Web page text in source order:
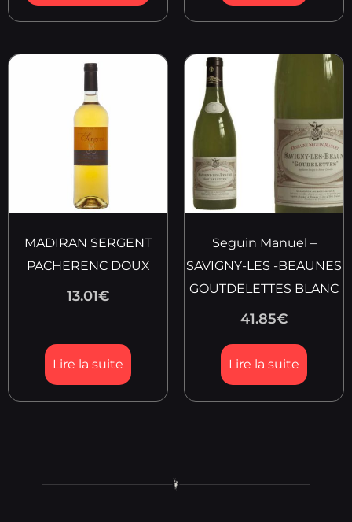
MADIRAN SERGENT
PACHERENC DOUX
13.01€
Lire la suite
Seguin Manuel –
SAVIGNY-LES -BEAUNES
GOUTDELETTES BLANC
41.85€
Lire la suite